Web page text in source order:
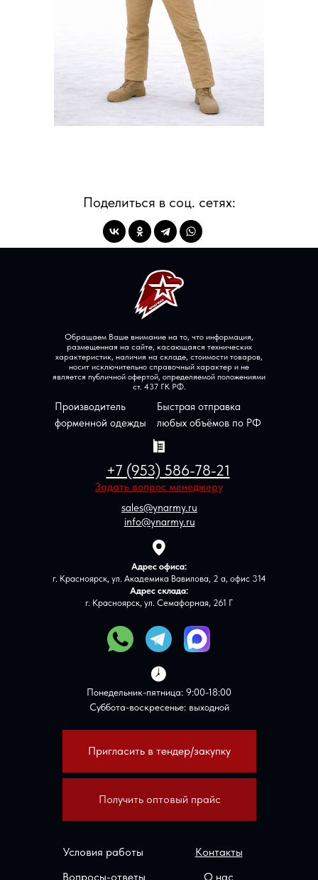
Поделиться в соц. сетях:
Пригласить в тендер/закупку
+7 (953) 586-78-21
Адрес офиса:
г. Красноярск, ул. Академика Вавилова, 2 а, офис 314
Адрес склада:
г. Красноярск, ул. Семафорная, 261 Г
sales@ynarmy.ru
info@ynarmy.ru
Понедельник-пятница: 9:00-18:00
Суббота-воскресенье: выходной
Обращаем Ваше внимание на то, что информация,
размещенная на сайте, касающаяся технических
характеристик, наличия на складе, стоимости товаров,
носит исключительно справочный характер и не
является публичной офертой, определяемой положениями
ст. 437 ГК РФ.
Вопросы-ответы
Контакты
Контакты
Вопросы-ответы О нас
Условия работы
Задать вопрос менеджеру
Быстрая отправка
любых объёмов по РФ
Производитель
форменной одежды
Получить оптовый прайс